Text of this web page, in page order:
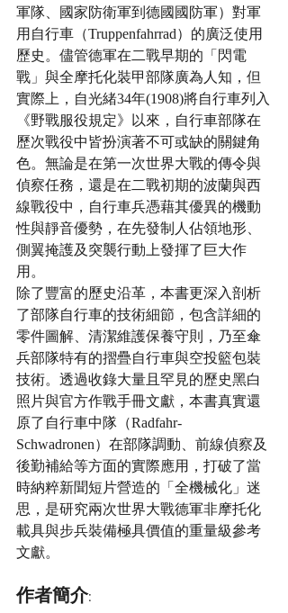
軍隊、國家防衛軍到德國國防軍）對軍
用自行車（Truppenfahrrad）的廣泛使用
歷史。儘管德軍在二戰早期的「閃電
戰」與全摩托化裝甲部隊廣為人知，但
實際上，自光緒34年(1908)將自行車列入
《野戰服役規定》以來，自行車部隊在
歷次戰役中皆扮演著不可或缺的關鍵角
色。無論是在第一次世界大戰的傳令與
偵察任務，還是在二戰初期的波蘭與西
線戰役中，自行車兵憑藉其優異的機動
性與靜音優勢，在先發制人佔領地形、
側翼掩護及突襲行動上發揮了巨大作
用。
除了豐富的歷史沿革，本書更深入剖析
了部隊自行車的技術細節，包含詳細的
零件圖解、清潔維護保養守則，乃至傘
兵部隊特有的摺疊自行車與空投籃包裝
技術。透過收錄大量且罕見的歷史黑白
照片與官方作戰手冊文獻，本書真實還
原了自行車中隊（Radfahr-
Schwadronen）在部隊調動、前線偵察及
後勤補給等方面的實際應用，打破了當
時納粹新聞短片營造的「全機械化」迷
思，是研究兩次世界大戰德軍非摩托化
載具與步兵裝備極具價值的重量級參考
文獻。
作者簡介: